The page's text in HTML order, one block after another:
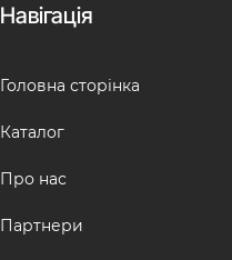
Навігація
Головна сторінка
Каталог
Про нас
Партнери